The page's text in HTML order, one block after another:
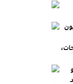
متری ۲۴۰ میلیون